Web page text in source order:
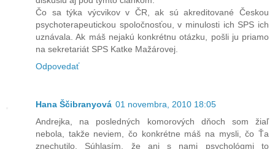
Čo sa týka výcvikov v ČR, ak sú akreditované Českou
psychoterapeutickou spoločnosťou, v minulosti ich SPS ich
uznávala. Ak máš nejakú konkrétnu otázku, pošli ju priamo
na sekretariát SPS Katke Mažárovej.
Odpovedať
Hana Ščibranyová 01 novembra, 2010 18:05
Andrejka, na posledných komorových dňoch som žiaľ
nebola, takže neviem, čo konkrétne máš na mysli, čo Ťa
znechutilo. Súhlasím, že ani s nami psychológmi to